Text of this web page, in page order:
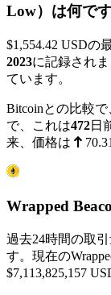
Low）は何で
$1,554.42 USDの
2023に記録され
ています。
Bitcoinとの比較
で、これは472日
来、価格は
Wrapped
過去24時間の取
す。現在の
$7,113,825,157